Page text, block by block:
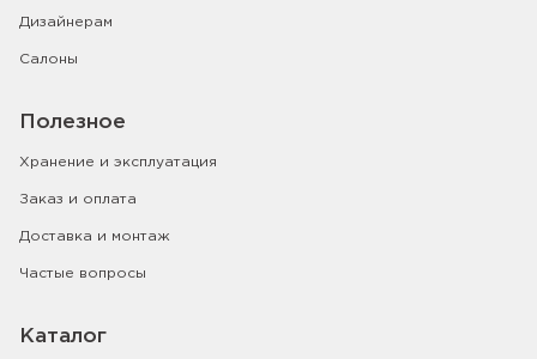
Дизайнерам
Салоны
Полезное
Хранение и эксплуатация
Заказ и оплата
Доставка и монтаж
Частые вопросы
Каталог